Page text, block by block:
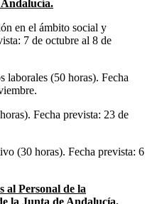
en el ámbito social y
7 de octubre al 8 de
laborales (50 horas). Fecha
Fecha prevista: 23 de
(30 horas). Fecha prevista: 6
al Personal de la
la Junta de Andalucía.